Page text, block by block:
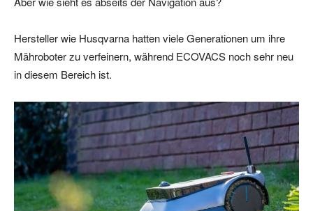
Hersteller wie Husqvarna hatten viele Generationen um ihre
Mähroboter zu verfeinern, während ECOVACS noch sehr neu
in diesem Bereich ist.